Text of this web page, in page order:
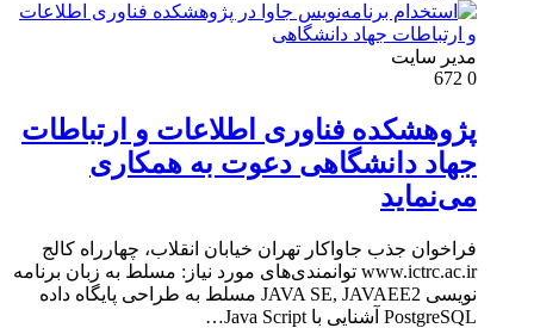
مدير سايت
0
پژوهشکده فناوری اطلاعات و ارتباطات
جهاد دانشگاهی دعوت به همکاری
می‌نماید
فراخوان جذب جاواکار تهران خیابان انقلاب، چهارراه کالج
www.ictrc.ac.ir توانمندی‌های مورد نیاز: مسلط به زبان برنامه
نویسی JAVA SE, JAVAEE2 مسلط به طراحی پایگاه داده
PostgreSQL آشنایی با Java Script…